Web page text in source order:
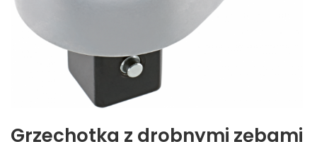
Grzechotka z drobnymi zębami